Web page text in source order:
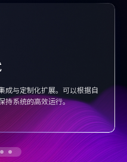
分，确保各品牌的数据安全性
助力大型集团企业实现跨品牌